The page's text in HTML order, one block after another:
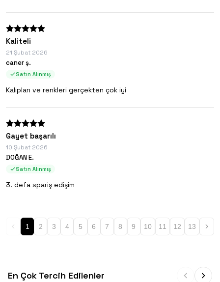
Kaliteli
21 Şubat 2026
caner ş.
Satın Alınmış
Kalıpları ve renkleri gerçekten çok iyi
Gayet başarılı
10 Şubat 2026
DOĞAN E.
Satın Alınmış
3. defa spariş edişim
1 2 3 4 5 6 7 8 9 10 11 12 13
En Çok Tercih Edilenler